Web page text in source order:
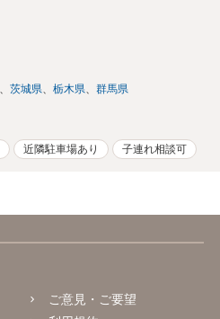
茨城県 栃木県 群馬県
近隣駐車場あり 子連れ相談可
ご意見・ご要望